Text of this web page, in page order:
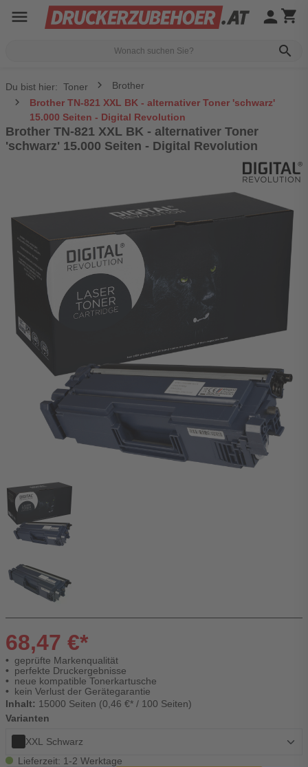
menu
search
person shopping_cart
Du bist hier: Toner
Brother
Brother TN-821 XXL BK - alternativer Toner 'schwarz'
15.000 Seiten - Digital Revolution
Brother TN-821 XXL BK - alternativer Toner
'schwarz' 15.000 Seiten - Digital Revolution
68,47 €*
geprüfte Markenqualität
perfekte Druckergebnisse
neue kompatible Tonerkartusche
kein Verlust der Gerätegarantie
Inhalt: 15000 Seiten (0,46 €* / 100 Seiten)
Varianten
XXL Schwarz
Lieferzeit: 1-2 Werktage